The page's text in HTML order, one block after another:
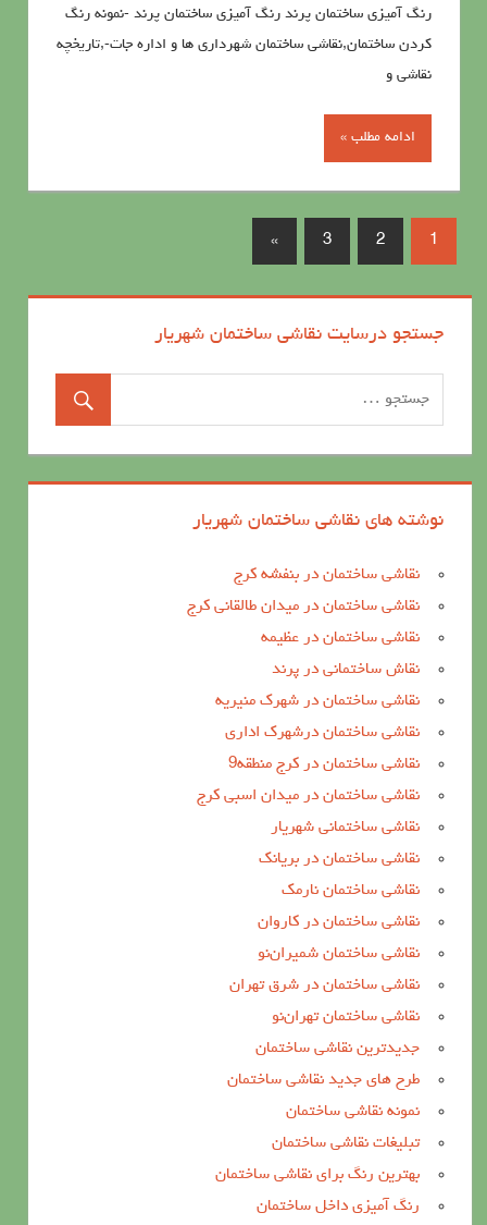
رنگ آميزي ساختمان پرند رنگ آميزي ساختمان پرند -نمونه رنگ
کردن ساختمان,نقاشی ساختمان شهرداری ها و اداره جات-,تاریخچه
نقاشی و
ادامه مطلب »
1
2
3
»
جستجو درسایت نقاشی ساختمان شهریار
نوشته های نقاشی ساختمان شهریار
نقاشی ساختمان در بنفشه کرج
نقاشی ساختمان در میدان طالقانی کرج
نقاشی ساختمان در عظیمه
نقاش ساختمانی در پرند
نقاشی ساختمان در شهرک منیریه
نقاشی ساختمان درشهرک اداری
نقاشی ساختمان در کرج منطقه9
نقاشی ساختمان در میدان اسبی کرج
نقاشی ساختمانی شهریار
نقاشی ساختمان در بریانک
نقاشی ساختمان نارمک
نقاشی ساختمان در کاروان
نقاشی ساختمان شمیران‌نو
نقاشی ساختمان در شرق تهران
نقاشی ساختمان تهران‌نو
جدیدترین نقاشی ساختمان
طرح های جدید نقاشی ساختمان
نمونه نقاشی ساختمان
تبلیغات نقاشی ساختمان
بهترین رنگ برای نقاشی ساختمان
رنگ آمیزی داخل ساختمان